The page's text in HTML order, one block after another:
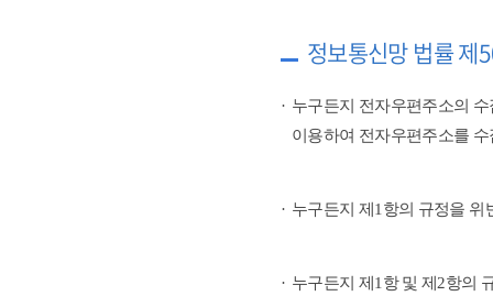
정보통신망 법률 제
누구든지 전자우편주소의
이용하여 전자우편주소를
누구든지 제1항의 규정을 위
누구든지 제1항 및 제2항의